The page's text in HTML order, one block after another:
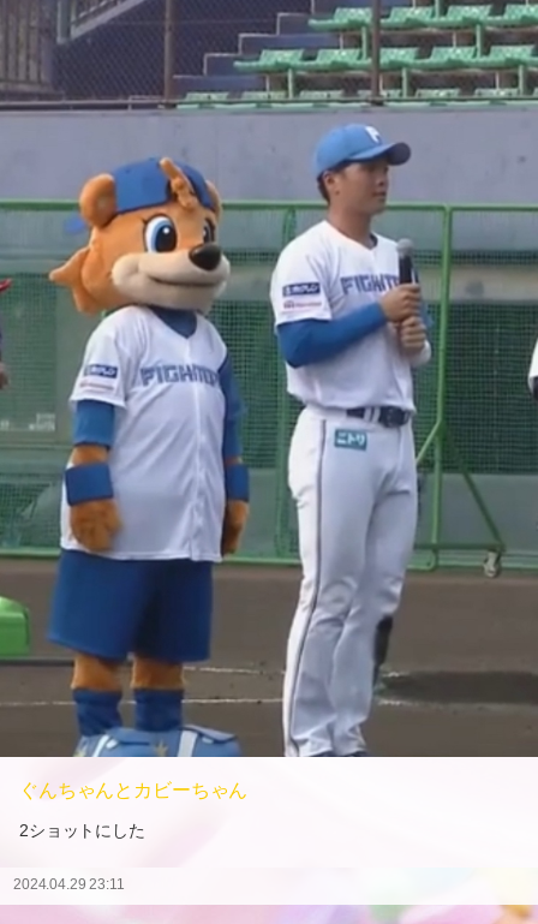
ぐんちゃんとカビーちゃん
2ショットにした
2024.04.29 23:11